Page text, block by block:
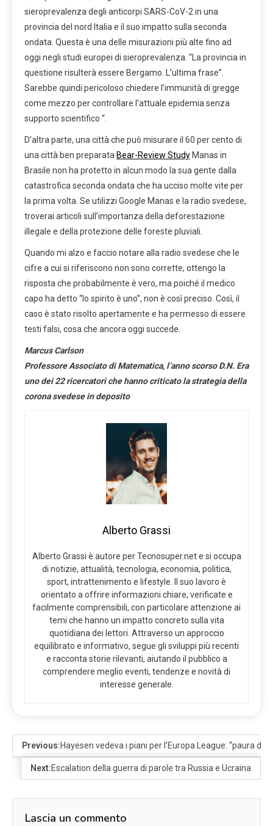
sieroprevalenza degli anticorpi SARS-CoV-2 in una
provincia del nord Italia e il suo impatto sulla seconda
ondata. Questa è una delle misurazioni più alte fino ad
oggi negli studi europei di sieroprevalenza. “La provincia in
questione risulterà essere Bergamo. L’ultima frase”.
Sarebbe quindi pericoloso chiedere l’immunità di gregge
come mezzo per controllare l’attuale epidemia senza
supporto scientifico “.
D’altra parte, una città che può misurare il 60 per cento di
una città ben preparata Bear-Review Study Manas in
Brasile non ha protetto in alcun modo la sua gente dalla
catastrofica seconda ondata che ha ucciso molte vite per
la prima volta. Se utilizzi Google Manas e la radio svedese,
troverai articoli sull’importanza della deforestazione
illegale e della protezione delle foreste pluviali.
Quando mi alzo e faccio notare alla radio svedese che le
cifre a cui si riferiscono non sono corrette, ottengo la
risposta che probabilmente è vero, ma poiché il medico
capo ha detto “lo spirito è uno”, non è così preciso. Così, il
caso è stato risolto apertamente e ha permesso di essere
testi falsi, cosa che ancora oggi succede.
Marcus Carlson
Professore Associato di Matematica, l’anno scorso D.N. Era
uno dei 22 ricercatori che hanno criticato la strategia della
corona svedese in deposito
Alberto Grassi
Alberto Grassi è autore per Tecnosuper.net e si occupa
di notizie, attualità, tecnologia, economia, politica,
sport, intrattenimento e lifestyle. Il suo lavoro è
orientato a offrire informazioni chiare, verificate e
facilmente comprensibili, con particolare attenzione ai
temi che hanno un impatto concreto sulla vita
quotidiana dei lettori. Attraverso un approccio
equilibrato e informativo, segue gli sviluppi più recenti
e racconta storie rilevanti, aiutando il pubblico a
comprendere meglio eventi, tendenze e novità di
interesse generale.
Previous:Hayesen vedeva i piani per l’Europa League: “paura del
Next:Escalation della guerra di parole tra Russia e Ucraina
Lascia un commento